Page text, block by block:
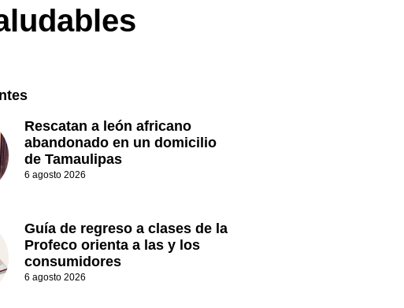
Rescatan a león africano
abandonado en un domicilio
de Tamaulipas
6 agosto 2026
Guía de regreso a clases de la
Profeco orienta a las y los
consumidores
6 agosto 2026